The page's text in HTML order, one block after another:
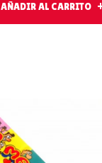
AÑADIR AL CARRITO